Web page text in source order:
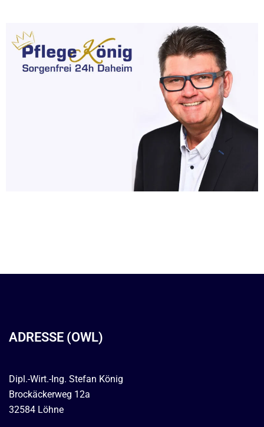
ADRESSE (OWL)
Dipl.-Wirt.-Ing. Stefan König
Brockäckerweg 12a
32584 Löhne